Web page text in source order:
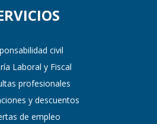
civil
Laboral y Fiscal
profesionales
y descuentos
de empleo